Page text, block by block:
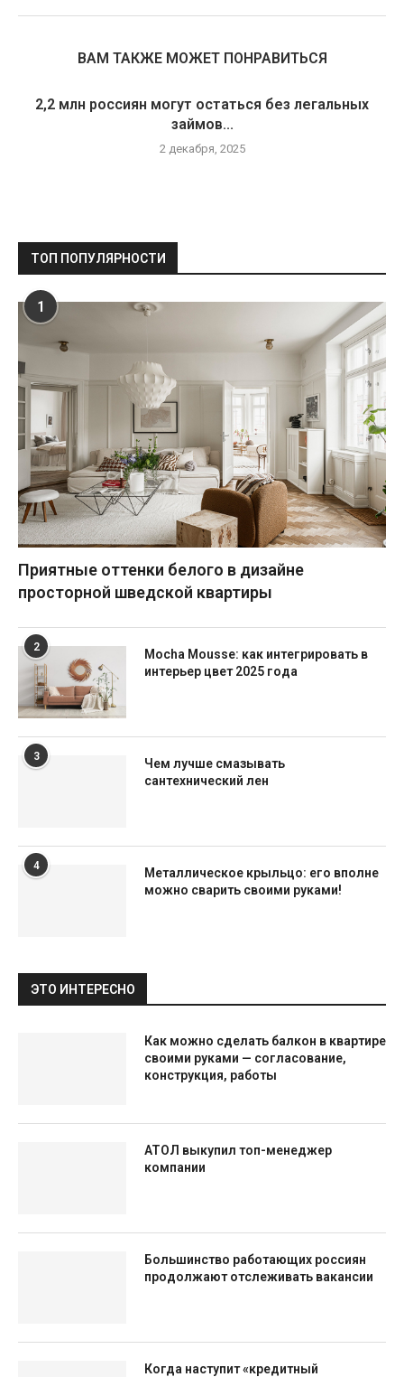
ВАМ ТАКЖЕ МОЖЕТ ПОНРАВИТЬСЯ
2,2 млн россиян могут остаться без легальных
займов...
2 декабря, 2025
ТОП ПОПУЛЯРНОСТИ
1
Приятные оттенки белого в дизайне
просторной шведской квартиры
2
Mocha Mousse: как интегрировать в
интерьер цвет 2025 года
3
Чем лучше смазывать
сантехнический лен
4
Металлическое крыльцо: его вполне
можно сварить своими руками!
ЭТО ИНТЕРЕСНО
Как можно сделать балкон в квартире
своими руками — согласование,
конструкция, работы
АТОЛ выкупил топ-менеджер
компании
Большинство работающих россиян
продолжают отслеживать вакансии
Когда наступит «кредитный